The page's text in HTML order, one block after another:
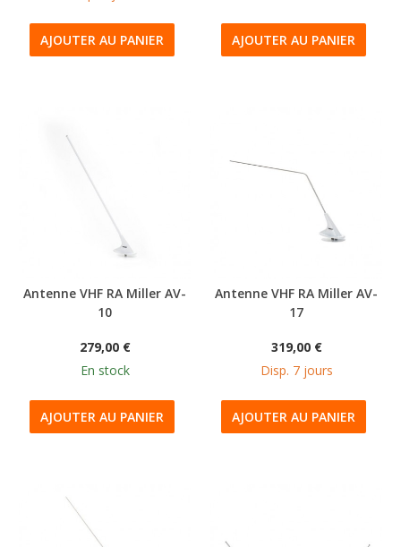
AJOUTER AU PANIER AJOUTER AU PANIER
Antenne VHF RA Miller AV-
10
279,00 €
En stock
AJOUTER AU PANIER
Antenne VHF RA Miller AV-
17
319,00 €
Disp. 7 jours
AJOUTER AU PANIER